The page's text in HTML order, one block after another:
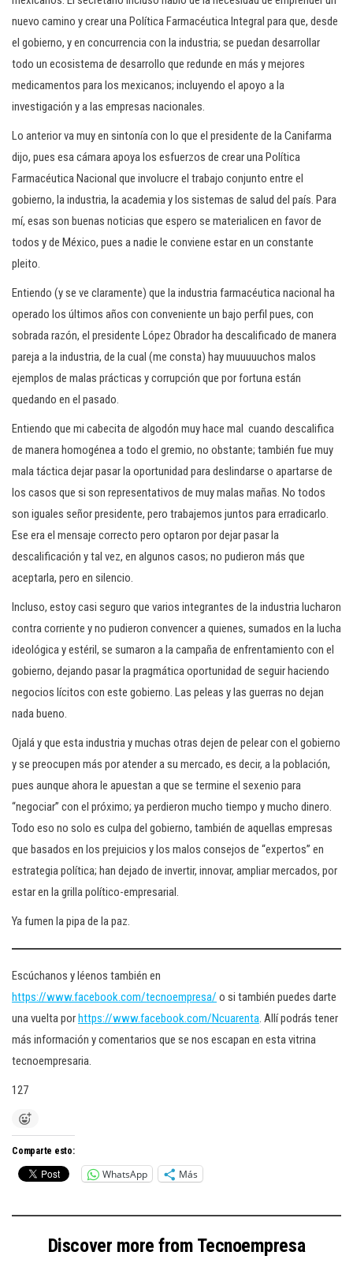
nuevo camino y crear una Política Farmacéutica Integral para que, desde
el gobierno, y en concurrencia con la industria; se puedan desarrollar
todo un ecosistema de desarrollo que redunde en más y mejores
medicamentos para los mexicanos; incluyendo el apoyo a la
investigación y a las empresas nacionales.
Lo anterior va muy en sintonía con lo que el presidente de la Canifarma
dijo, pues esa cámara apoya los esfuerzos de crear una Política
Farmacéutica Nacional que involucre el trabajo conjunto entre el
gobierno, la industria, la academia y los sistemas de salud del país. Para
mí, esas son buenas noticias que espero se materialicen en favor de
todos y de México, pues a nadie le conviene estar en un constante
pleito.
Entiendo (y se ve claramente) que la industria farmacéutica nacional ha
operado los últimos años con conveniente un bajo perfil pues, con
sobrada razón, el presidente López Obrador ha descalificado de manera
pareja a la industria, de la cual (me consta) hay muuuuuchos malos
ejemplos de malas prácticas y corrupción que por fortuna están
quedando en el pasado.
Entiendo que mi cabecita de algodón muy hace mal cuando descalifica
de manera homogénea a todo el gremio, no obstante; también fue muy
mala táctica dejar pasar la oportunidad para deslindarse o apartarse de
los casos que si son representativos de muy malas mañas. No todos
son iguales señor presidente, pero trabajemos juntos para erradicarlo.
Ese era el mensaje correcto pero optaron por dejar pasar la
descalificación y tal vez, en algunos casos; no pudieron más que
aceptarla, pero en silencio.
Incluso, estoy casi seguro que varios integrantes de la industria lucharon
contra corriente y no pudieron convencer a quienes, sumados en la lucha
ideológica y estéril, se sumaron a la campaña de enfrentamiento con el
gobierno, dejando pasar la pragmática oportunidad de seguir haciendo
negocios lícitos con este gobierno. Las peleas y las guerras no dejan
nada bueno.
Ojalá y que esta industria y muchas otras dejen de pelear con el gobierno
y se preocupen más por atender a su mercado, es decir, a la población,
pues aunque ahora le apuestan a que se termine el sexenio para
“negociar” con el próximo; ya perdieron mucho tiempo y mucho dinero.
Todo eso no solo es culpa del gobierno, también de aquellas empresas
que basados en los prejuicios y los malos consejos de “expertos” en
estrategia política; han dejado de invertir, innovar, ampliar mercados, por
estar en la grilla político-empresarial.
Ya fumen la pipa de la paz.
Escúchanos y léenos también en
https://www.facebook.com/tecnoempresa/ o si también puedes darte
una vuelta porhttps://www.facebook.com/Ncuarenta. Allí podrás tener
más información y comentarios que se nos escapan en esta vitrina
tecnoempresaria.
127
Comparte esto:
WhatsApp Más
Discover more from Tecnoempresa